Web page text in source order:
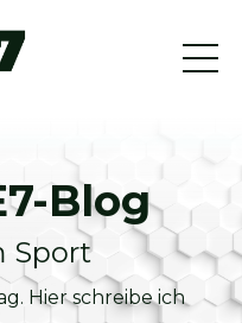
Blog
Sport
Hier schreibe ich